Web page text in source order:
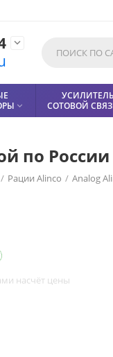


УСИЛИТЕЛЬ
СОТОВОЙ
по России
/ Рации Alinco / Analog
насчёт цены